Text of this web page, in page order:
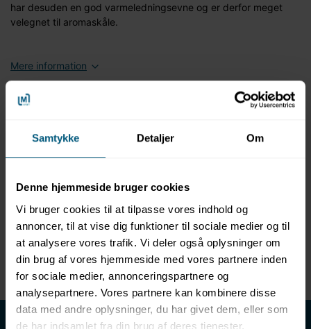
Samtykke Detaljer Om
Denne hjemmeside bruger cookies
Vi bruger cookies til at tilpasse vores indhold og
annoncer, til at vise dig funktioner til sociale medier og til
at analysere vores trafik. Vi deler også oplysninger om
din brug af vores hjemmeside med vores partnere inden
for sociale medier, annonceringspartnere og
analysepartnere. Vores partnere kan kombinere disse
data med andre oplysninger, du har givet dem, eller som
de har indsamlet fra din brug af deres tjenester.
har desuden en god varmeledningsevne og er derfor meget
velegnet til aromaskåle.
Mere information
Specifikationer
Produktinformation
Kobberskål med kæde
Indhold: Cirka 2 l
Diameter: 20 cm
Højde: 9 cm
Hver skål er håndlavet og unik
LML SPORT - Alt til vand